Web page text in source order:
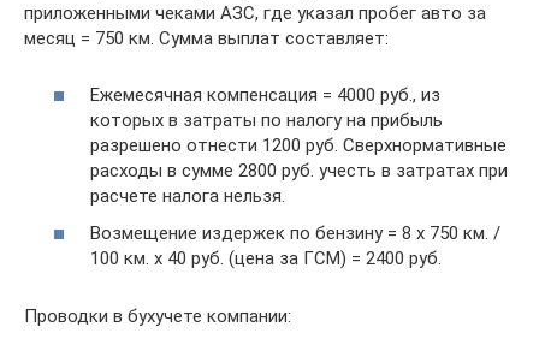
приложенными чеками АЗС, где указал пробег авто за
месяц = 750 км. Сумма выплат составляет:
Ежемесячная компенсация = 4000 руб., из
которых в затраты по налогу на прибыль
разрешено отнести 1200 руб. Сверхнормативные
расходы в сумме 2800 руб. учесть в затратах при
расчете налога нельзя.
Возмещение издержек по бензину = 8 х 750 км. /
100 км. х 40 руб. (цена за ГСМ) = 2400 руб.
Проводки в бухучете компании: